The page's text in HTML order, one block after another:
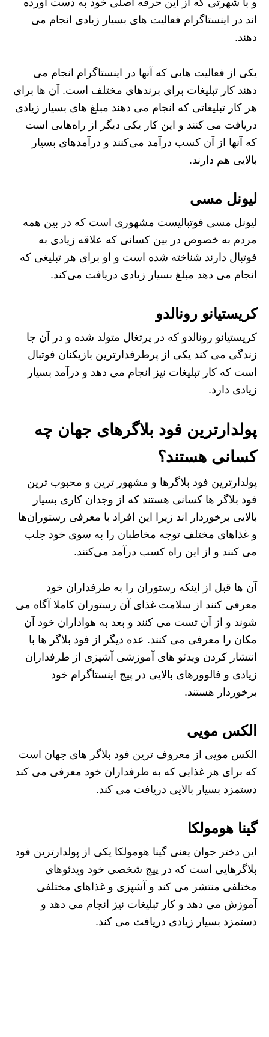
اند در اینستاگرام فعالیت های بسیار زیادی انجام می
دهند.
یکی از فعالیت هایی که آنها در اینستاگرام انجام می
دهند کار تبلیغات برای برندهای مختلف است. آن ها برای
هر کار تبلیغاتی که انجام می دهند مبلغ های بسیار زیادی
دریافت می کنند و این کار یکی دیگر از راه‌هایی است
که آنها از آن کسب درآمد می‌کنند و درآمدهای بسیار
بالایی هم دارند.
لیونل مسی
لیونل مسی فوتبالیست مشهوری است که در بین همه
مردم به خصوص در بین کسانی که علاقه زیادی به
فوتبال دارند شناخته شده است و او برای هر تبلیغی که
انجام می دهد مبلغ بسیار زیادی دریافت می‌کند.
کریستیانو رونالدو
کریستیانو رونالدو که در پرتغال متولد شده و در آن جا
زندگی می کند یکی از پرطرفدارترین بازیکنان فوتبال
است که کار تبلیغات نیز انجام می دهد و درآمد بسیار
زیادی دارد.
پولدارترین فود بلاگرهای جهان چه
کسانی هستند؟
پولدارترین فود بلاگر‌ها و مشهور ترین و محبوب ترین
فود بلاگر ها کسانی هستند که از وجدان کاری بسیار
بالایی برخوردار اند زیرا این افراد با معرفی رستوران‌ها
و غذاهای مختلف توجه مخاطبان را به سوی خود جلب
می کنند و از این راه کسب درآمد می‌کنند.
آن ها قبل از اینکه رستوران را به طرفداران خود
معرفی کنند از سلامت غذای آن رستوران کاملا آگاه می
شوند و از آن تست می کنند و بعد به هواداران خود آن
مکان را معرفی می کنند. عده دیگر از فود بلاگر ها با
انتشار کردن ویدئو های آموزشی آشپزی از طرفداران
زیادی و فالوورهای بالایی در پیج اینستاگرام خود
برخوردار هستند.
الکس مویی
الکس‌ مویی از معروف ترین فود بلاگر های جهان است
که برای هر غذایی که به طرفداران خود معرفی می کند
دستمزد بسیار بالایی دریافت می کند.
گینا هومولکا
این دختر جوان یعنی گینا هومولکا یکی از پولدارترین فود
بلاگرهایی است که در پیج شخصی خود ویدئوهای
مختلفی ‌منتشر می کند و آشپزی و غذاهای مختلفی
آموزش می‌ دهد و کار تبلیغات نیز انجام می دهد و
دستمزد بسیار زیادی دریافت می کند.